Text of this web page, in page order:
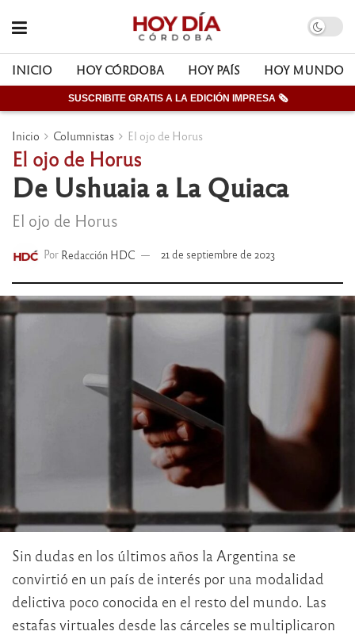
INICIO HOY CÓRDOBA HOY PAÍS HOY MUNDO
SUSCRIBITE GRATIS A LA EDICIÓN IMPRESA 🗞
Inicio Columnistas El ojo de Horus
El ojo de Horus
De Ushuaia a La Quiaca
El ojo de Horus
Por Redacción HDC 21 de septiembre de 2023
Sin dudas en los últimos años la Argentina se
convirtió en un país de interés por una modalidad
delictiva poco conocida en el resto del mundo. Las
estafas virtuales desde las cárceles se multiplicaron